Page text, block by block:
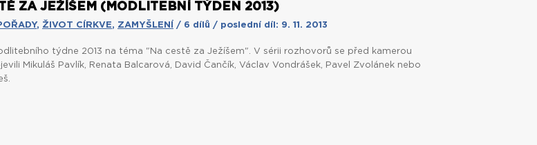
ZA JEŽÍŠEM (MODLITEBNÍ TÝDEN 2013)
, ŽIVOT CÍRKVE, ZAMYŠLENÍ / 6 dílů / poslední díl: 9. 11. 2013
týdne 2013 na téma "Na cestě za Ježíšem". V sérii rozhovorů se před kamerou
Mikuláš Pavlík, Renata Balcarová, David Čančík, Václav Vondrášek, Pavel Zvolánek nebo